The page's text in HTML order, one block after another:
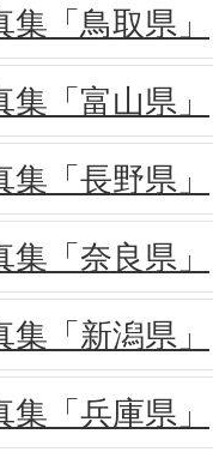
「鳥取県」
「富山県」
「長野県」
「奈良県」
「新潟県」
「兵庫県」